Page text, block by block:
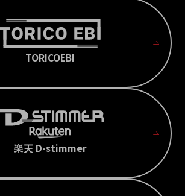
TORICOEBI
楽天 D-stimmer